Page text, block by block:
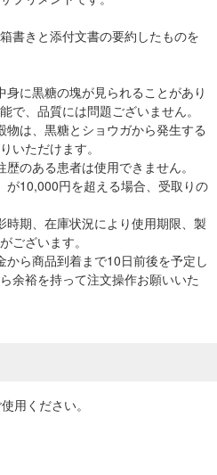
書きと添付文書の要約したものを
に黒糖の塊が見られることがあり
で、品質には問題ございません。
は、黒糖とショウガから発生する
いただけます。
のある患者は使用できません。
が10,000円を超える場合、受取りの
期、在庫状況により使用期限、製
ございます。
ら商品到着まで10日前後を予定し
余裕を持って注文操作お願いいた
用ください。